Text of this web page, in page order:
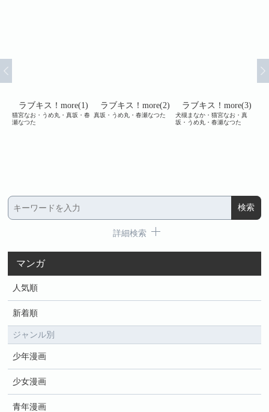
ラブキス！more(1)
猫宮なお・うめ丸・真坂・春
瀬なつた
ラブキス！more(2)
真坂・うめ丸・春瀬なつた
ラブキス！more(3)
犬槻まなか・猫宮なお・真
坂・うめ丸・春瀬なつた
詳細検索
マンガ
人気順
新着順
ジャンル別
少年漫画
少女漫画
青年漫画